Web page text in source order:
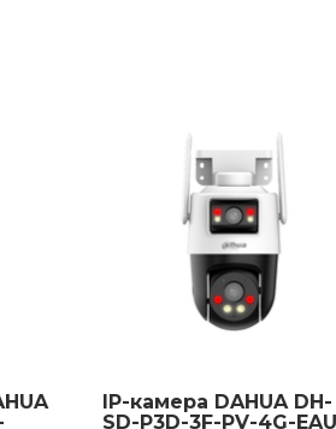
IP-камера DAHUA DH-
SD-P3D-3F-PV-4G-